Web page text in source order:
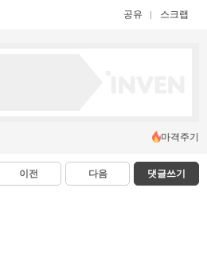
공유 스크랩
마격주기
이전 다음 댓글쓰기